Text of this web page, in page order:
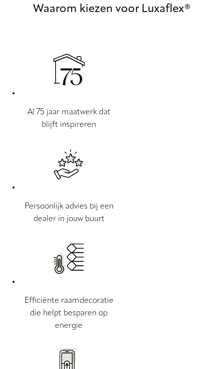
Waarom kiezen voor Luxaflex®
Al 75 jaar maatwerk dat
blijft inspireren
Persoonlijk advies bij een
dealer in jouw buurt
Efficiënte raamdecoratie
die helpt besparen op
energie